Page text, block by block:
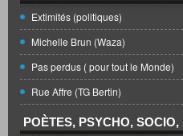
Extimités (politiques)
Michelle Brun (Waza)
Pas perdus ( pour tout le Monde)
Rue Affre (TG Bertin)
POÈTES, PSYCHO, SOCIO,